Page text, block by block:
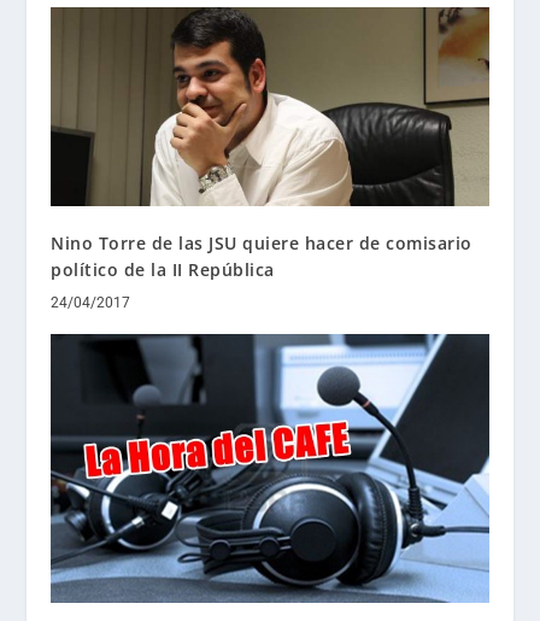
Nino Torre de las JSU quiere hacer de comisario
político de la II República
24/04/2017